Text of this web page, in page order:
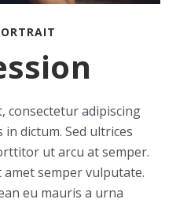
consectetur adipiscing
dictum. Sed ultrices
ut arcu at semper.
semper vulputate.
eu mauris a urna